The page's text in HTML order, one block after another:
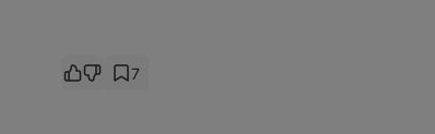
7